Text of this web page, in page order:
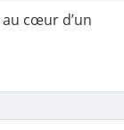
cœur d’un